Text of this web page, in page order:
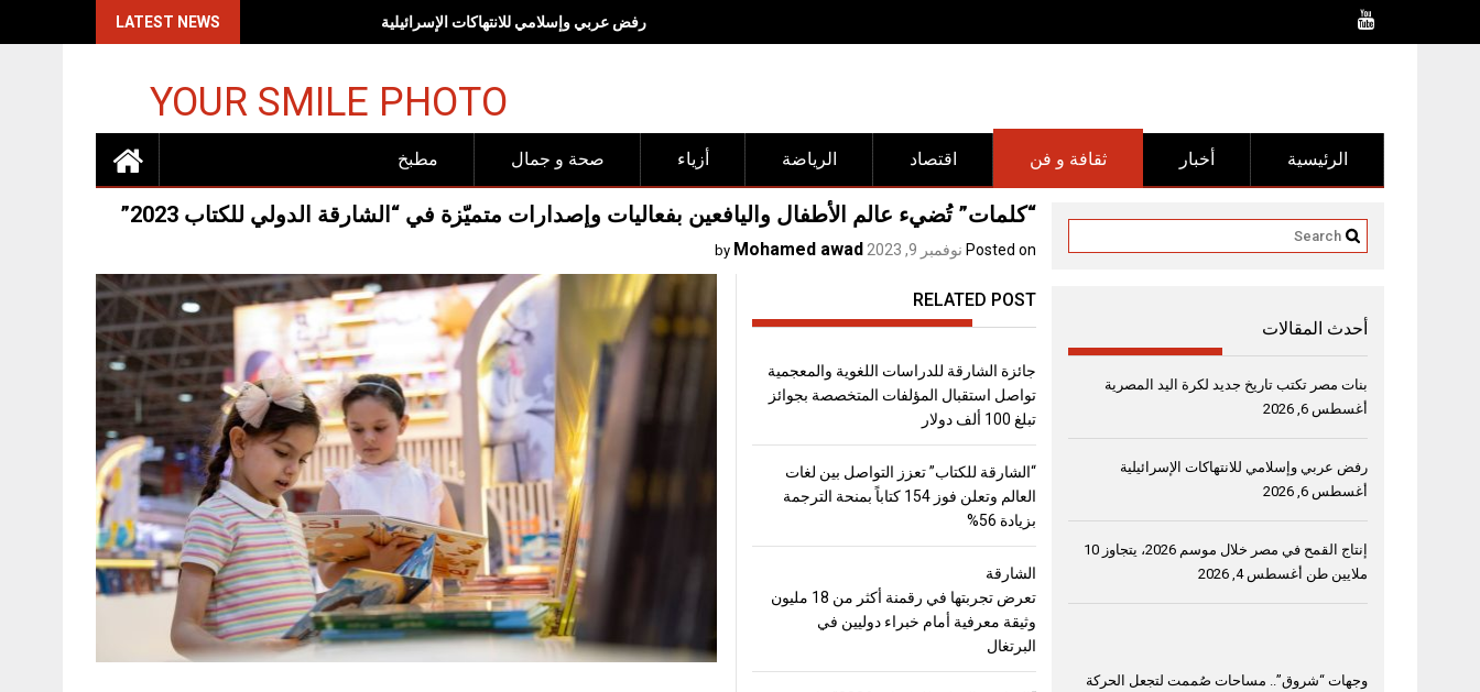
LATEST NEWS رفض عربي وإسلامي للانتهاكات الإسرائيلية
YOUR SMILE PHOTO
مطبخ صحة و جمال أزياء الرياضة اقتصاد ثقافة و فن أخبار الرئيسية
“كلمات” تُضيء عالم الأطفال واليافعين بفعاليات وإصدارات متميّزة في “الشارقة الدولي للكتاب 2023”
Posted on نوفمبر 9, 2023 by
Mohamed awad
RELATED POST
جائزة الشارقة للدراسات اللغوية والمعجمية
تواصل استقبال المؤلفات المتخصصة بجوائز
تبلغ 100 ألف دولار
“الشارقة للكتاب” تعزز التواصل بين لغات
العالم وتعلن فوز 154 كتاباً بمنحة الترجمة
بزيادة 56%
الشارقة
تعرض تجربتها في رقمنة أكثر من 18 مليون
وثيقة معرفية أمام خبراء دوليين في
البرتغال
أحدث المقالات
بنات مصر تكتب تاريخ جديد لكرة اليد المصرية
أغسطس 6, 2026
رفض عربي وإسلامي للانتهاكات الإسرائيلية
أغسطس 6, 2026
إنتاج القمح في مصر خلال موسم 2026، يتجاوز 10
ملايين طن أغسطس 4, 2026
وجهات “شروق”.. مساحات صُممت لتجعل الحركة